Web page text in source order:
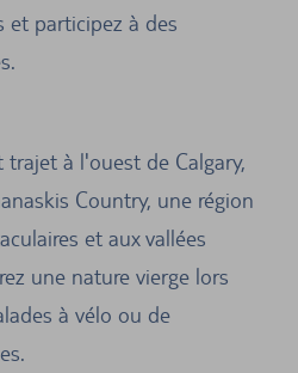
et participez à des
à l'ouest de Calgary,
Country, une région
et aux vallées
une nature vierge lors
à vélo ou de